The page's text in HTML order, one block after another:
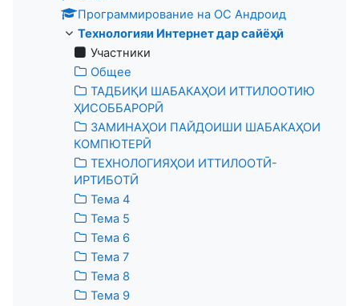
Программирование на ОС Андроид
Технологияи Интернет дар сайёҳӣ
Участники
Общее
ТАДБИҚИ ШАБАКАҲОИ ИТТИЛООТИЮ
ҲИСОББАРОРӢ
ЗАМИНАҲОИ ПАЙДОИШИ ШАБАКАҲОИ
КОМПЮТЕРӢ
ТЕХНОЛОГИЯҲОИ ИТТИЛООТӢ-
ИРТИБОТӢ
Тема 4
Тема 5
Тема 6
Тема 7
Тема 8
Тема 9